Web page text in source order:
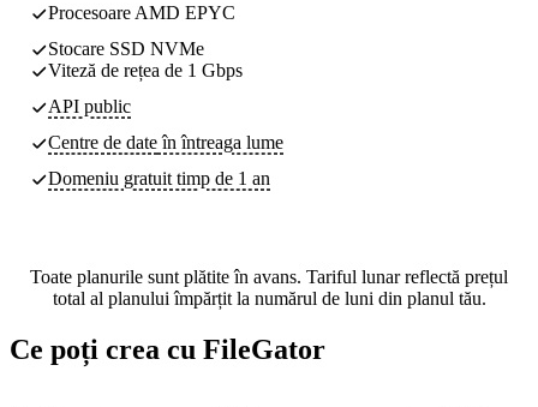
Procesoare AMD EPYC
Stocare SSD NVMe
Viteză de rețea de 1 Gbps
API public
Centre de dateîn întreaga lume
Domeniu gratuit timp de 1 an
Toate planurile sunt plătite în avans. Tariful lunar reflectă prețul
total al planului împărțit la numărul de luni din planul tău.
Ce poți crea cu FileGator